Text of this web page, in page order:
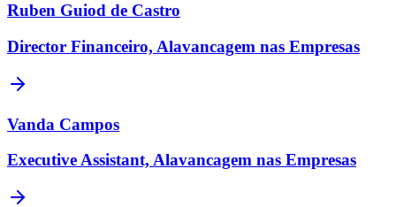
Ruben Guiod de Castro
Director Financeiro, Alavancagem nas Empresas
Vanda Campos
Executive Assistant, Alavancagem nas Empresas